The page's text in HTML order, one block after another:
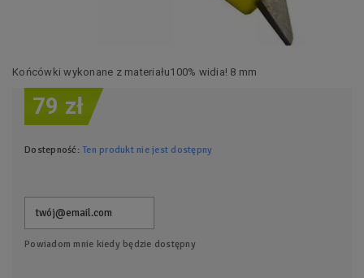
Końcówki wykonane z materiału100% widia! 8 mm
79 zł
Dostepność: Ten produkt nie jest dostępny
Powiadom mnie kiedy będzie dostępny